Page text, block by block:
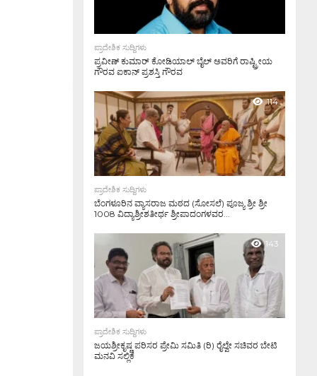
ಪ್ರಾದೇಶಿಕ ಸುದ್ದಿಗಳು
ಪ್ರವೀಣ್ ಕುಮಾರ್ ಕೋಡಿಯಾಲ್ ಬೈಲ್ ಅವರಿಗೆ ರಾಷ್ಟ್ರೀಯ
ಗೌರವ ಐಕಾನ್ ಪ್ರಶಸ್ತಿ ಗೌರವ
114
ಪ್ರಾದೇಶಿಕ ಸುದ್ದಿಗಳು
ಬೆಂಗಳೂರಿನ ವ್ಯಾಸರಾಜ ಮಠದ (ಸೋಸಲೆ) ಪೂಜ್ಯ ಶ್ರೀ ಶ್ರೀ
1008 ವಿದ್ಯಾಶ್ರೀಶತೀರ್ಥ ಶ್ರೀಪಾದಂಗಳವರ...
143
ಪ್ರಾದೇಶಿಕ ಸುದ್ದಿಗಳು
ಜಯಶ್ರೀಕೃಷ್ಣ ಪರಿಸರ ಪ್ರೇಮಿ ಸಮಿತಿ (ರಿ) ರೈಲ್ವೇ ಸಚಿವರ ಬೇಟಿ
ಮನವಿ ಸಲ್ಲಿಕೆ